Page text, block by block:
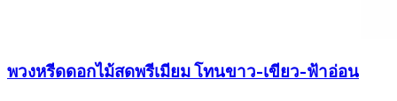
พวงหรีดดอกไม้สดพรีเมียม โทนขาว-เขียว-ฟ้าอ่อน